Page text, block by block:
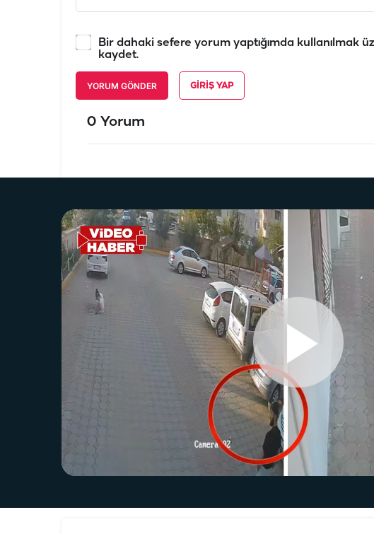
Bir dahaki sefere yorum yaptığımda kullanılmak
kaydet.
YORUM GÖNDER GIRIŞ YAP
0 Yorum